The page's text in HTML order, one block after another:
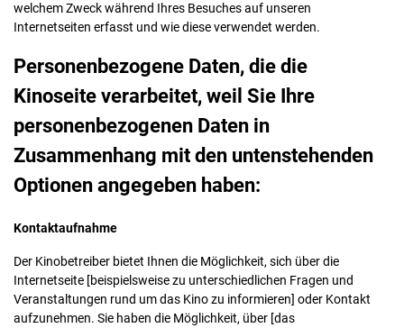
welchem Zweck während Ihres Besuches auf unseren
Internetseiten erfasst und wie diese verwendet werden.
Personenbezogene Daten, die die
Kinoseite verarbeitet, weil Sie Ihre
personenbezogenen Daten in
Zusammenhang mit den untenstehenden
Optionen angegeben haben:
Kontaktaufnahme
Der Kinobetreiber bietet Ihnen die Möglichkeit, sich über die
Internetseite [beispielsweise zu unterschiedlichen Fragen und
Veranstaltungen rund um das Kino zu informieren] oder Kontakt
aufzunehmen. Sie haben die Möglichkeit, über [das